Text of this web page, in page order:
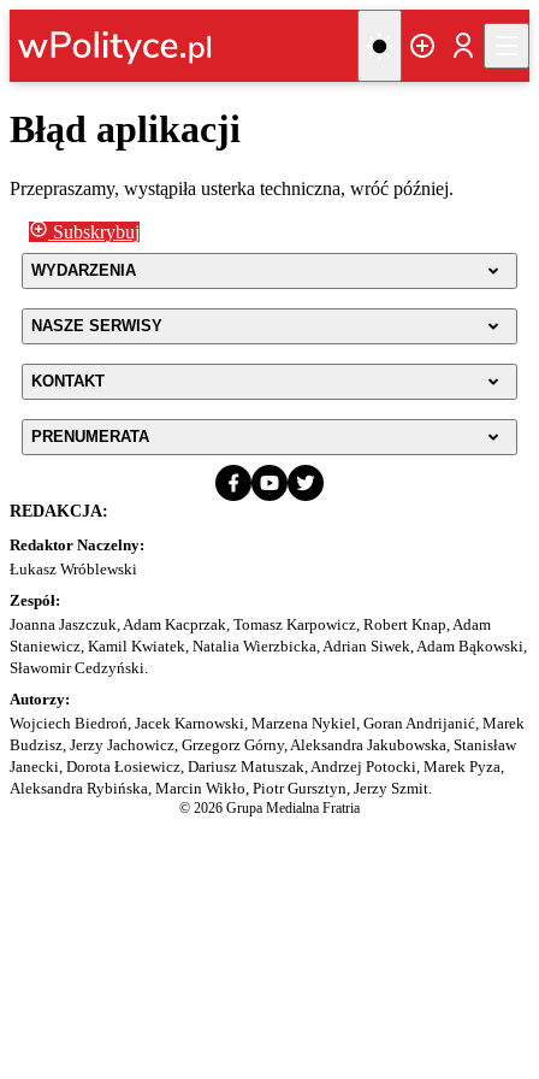
Błąd aplikacji
Przepraszamy, wystąpiła usterka techniczna, wróć później.
Subskrybuj
WYDARZENIA
NASZE SERWISY
KONTAKT
PRENUMERATA
REDAKCJA:
Redaktor Naczelny:
Łukasz Wróblewski
Zespół:
Joanna Jaszczuk, Adam Kacprzak, Tomasz Karpowicz, Robert Knap, Adam
Staniewicz, Kamil Kwiatek, Natalia Wierzbicka, Adrian Siwek, Adam Bąkowski,
Sławomir Cedzyński.
Autorzy:
Wojciech Biedroń, Jacek Karnowski, Marzena Nykiel, Goran Andrijanić, Marek
Budzisz, Jerzy Jachowicz, Grzegorz Górny, Aleksandra Jakubowska, Stanisław
Janecki, Dorota Łosiewicz, Dariusz Matuszak, Andrzej Potocki, Marek Pyza,
Aleksandra Rybińska, Marcin Wikło, Piotr Gursztyn, Jerzy Szmit.
© 2026 Grupa Medialna Fratria